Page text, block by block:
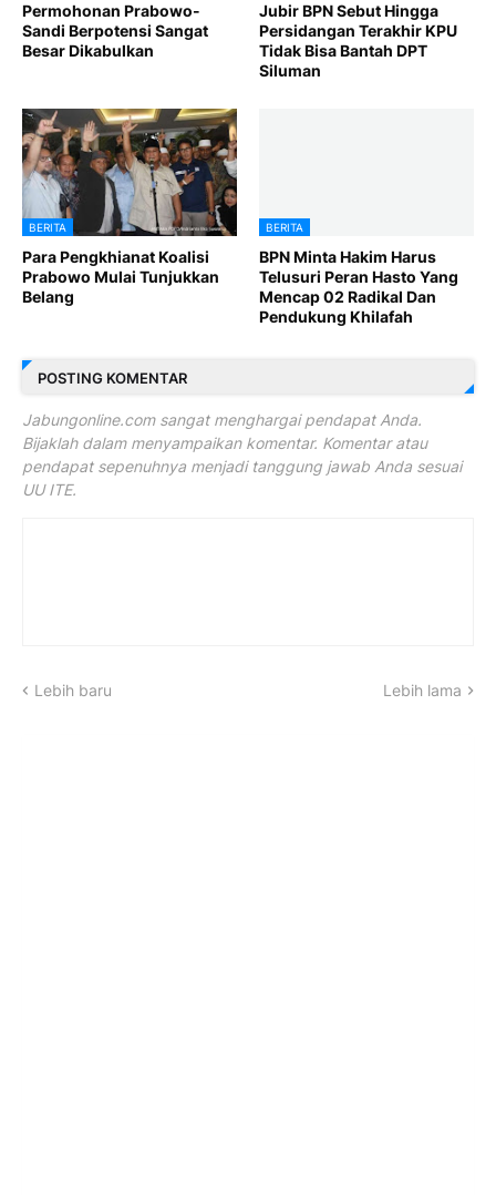
Permohonan Prabowo-
Sandi Berpotensi Sangat
Besar Dikabulkan
Jubir BPN Sebut Hingga
Persidangan Terakhir KPU
Tidak Bisa Bantah DPT
Siluman
BERITA
Para Pengkhianat Koalisi
Prabowo Mulai Tunjukkan
Belang
BERITA
BPN Minta Hakim Harus
Telusuri Peran Hasto Yang
Mencap 02 Radikal Dan
Pendukung Khilafah
POSTING KOMENTAR
Jabungonline.com sangat menghargai pendapat Anda.
Bijaklah dalam menyampaikan komentar. Komentar atau
pendapat sepenuhnya menjadi tanggung jawab Anda sesuai
UU ITE.
Lebih baru Lebih lama